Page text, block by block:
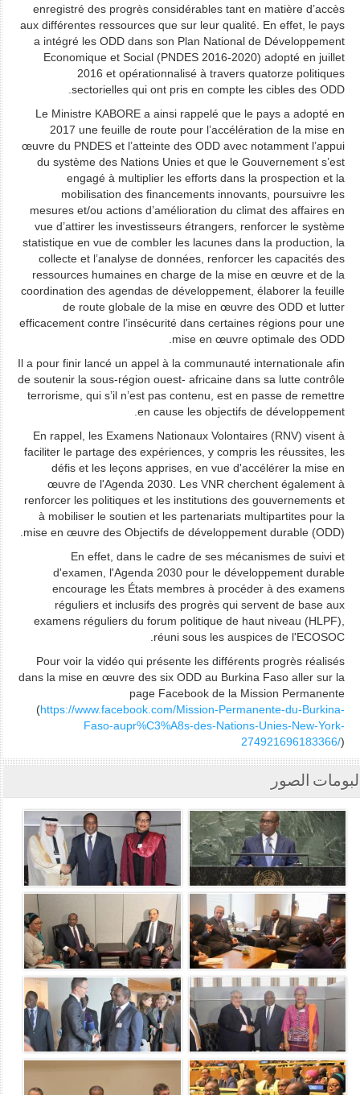
enregistré des progrès considérables tant en matière d’accès
aux différentes ressources que sur leur qualité. En effet, le pays
a intégré les ODD dans son Plan National de Développement
Economique et Social (PNDES 2016-2020) adopté en juillet
2016 et opérationnalisé à travers quatorze politiques
sectorielles qui ont pris en compte les cibles des ODD.
Le Ministre KABORE a ainsi rappelé que le pays a adopté en
2017 une feuille de route pour l’accélération de la mise en
œuvre du PNDES et l’atteinte des ODD avec notamment l’appui
du système des Nations Unies et que le Gouvernement s’est
engagé à multiplier les efforts dans la prospection et la
mobilisation des financements innovants, poursuivre les
mesures et/ou actions d’amélioration du climat des affaires en
vue d’attirer les investisseurs étrangers, renforcer le système
statistique en vue de combler les lacunes dans la production, la
collecte et l’analyse de données, renforcer les capacités des
ressources humaines en charge de la mise en œuvre et de la
coordination des agendas de développement, élaborer la feuille
de route globale de la mise en œuvre des ODD et lutter
efficacement contre l’insécurité dans certaines régions pour une
mise en œuvre optimale des ODD.
Il a pour finir lancé un appel à la communauté internationale afin
de soutenir la sous-région ouest- africaine dans sa lutte contrôle
terrorisme, qui s’il n’est pas contenu, est en passe de remettre
en cause les objectifs de développement.
En rappel, les Examens Nationaux Volontaires (RNV) visent à
faciliter le partage des expériences, y compris les réussites, les
défis et les leçons apprises, en vue d'accélérer la mise en
œuvre de l'Agenda 2030. Les VNR cherchent également à
renforcer les politiques et les institutions des gouvernements et
à mobiliser le soutien et les partenariats multipartites pour la
mise en œuvre des Objectifs de développement durable (ODD).
En effet, dans le cadre de ses mécanismes de suivi et
d'examen, l'Agenda 2030 pour le développement durable
encourage les États membres à procéder à des examens
réguliers et inclusifs des progrès qui servent de base aux
examens réguliers du forum politique de haut niveau (HLPF),
réuni sous les auspices de l'ECOSOC.
Pour voir la vidéo qui présente les différents progrès réalisés
dans la mise en œuvre des six ODD au Burkina Faso aller sur la
page Facebook de la Mission Permanente
(https://www.facebook.com/Mission-Permanente-du-Burkina-
Faso-aupr%C3%A8s-des-Nations-Unies-New-York-
274921696183366/)
الصور